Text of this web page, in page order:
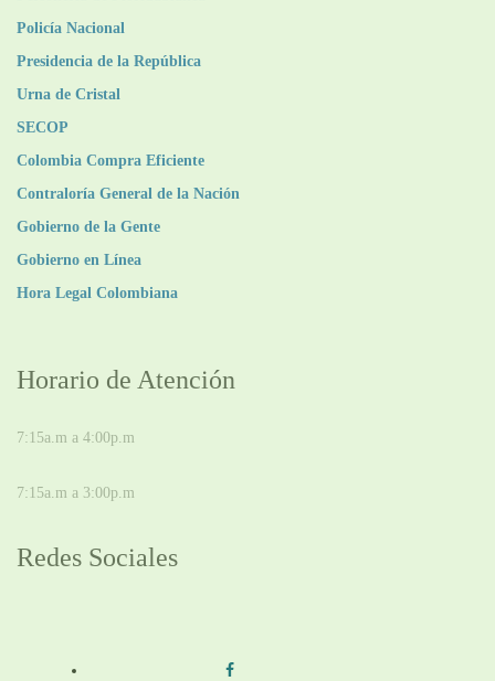
Policía Nacional
Presidencia de la República
Urna de Cristal
SECOP
Colombia Compra Eficiente
Contraloría General de la Nación
Gobierno de la Gente
Gobierno en Línea
Hora Legal Colombiana
Horario de Atención
7:15a.m a 4:00p.m
7:15a.m a 3:00p.m
Redes Sociales